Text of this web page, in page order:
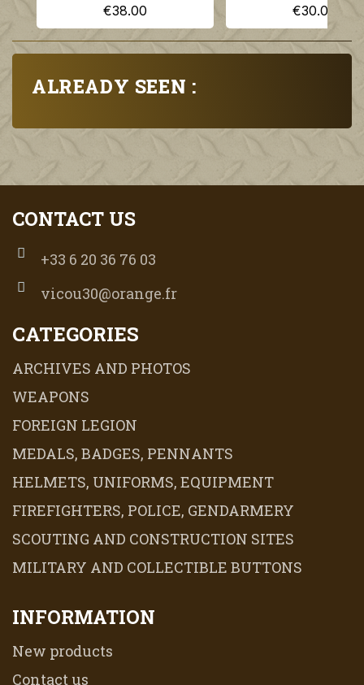
ALREADY SEEN :
€38.00 €30.00
CONTACT US
+33 6 20 36 76 03
vicou30@orange.fr
CATEGORIES
ARCHIVES AND PHOTOS
WEAPONS
FOREIGN LEGION
MEDALS, BADGES, PENNANTS
HELMETS, UNIFORMS, EQUIPMENT
FIREFIGHTERS, POLICE, GENDARMERY
SCOUTING AND CONSTRUCTION SITES
MILITARY AND COLLECTIBLE BUTTONS
INFORMATION
New products
Contact us